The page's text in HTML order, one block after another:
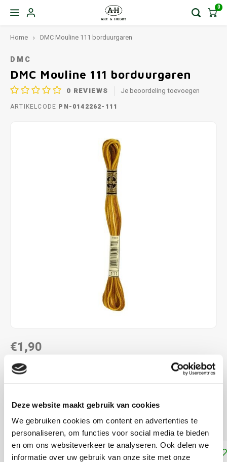
Deze website maakt gebruik van cookies
We gebruiken cookies om content en advertenties te
personaliseren, om functies voor social media te bieden
en om ons websiteverkeer te analyseren. Ook delen we
informatie over uw gebruik van onze site met onze
0
Home DMC Mouline 111 borduurgaren
DMC
DMC Mouline 111 borduurgaren
0 REVIEWS Je beoordeling toevoegen
ARTIKELCODE PN-0142262-111
€1,90
DIRECT LEVERBAAR
"DMC COLOUR VARIATIONS" OF "DMC LIGHT
EFFECTS " KOOPT, ONTVANG JE EEN KORTING VAN
100% OP HET LAAGSTGEPRIJSDE PRODUCT.
Toevoegen aan winkelwagen